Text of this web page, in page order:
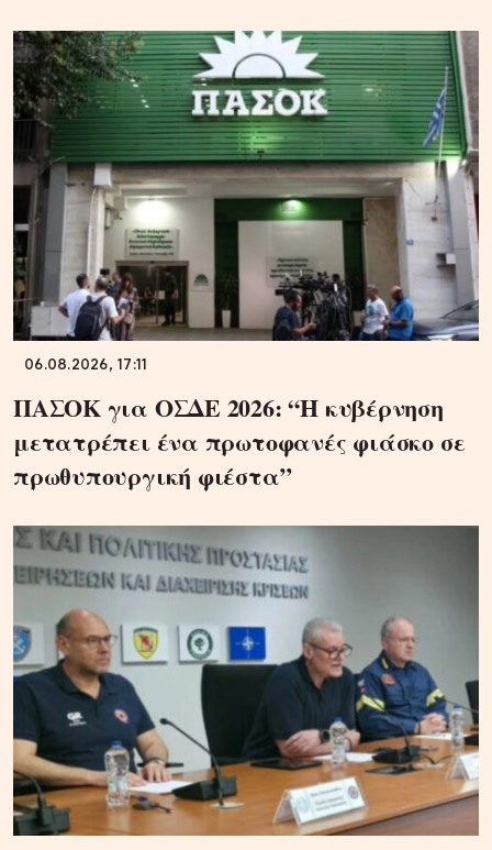
06.08.2026, 17:11
ΠΑΣΟΚ για ΟΣΔΕ 2026: “Η κυβέρνηση
μετατρέπει ένα πρωτοφανές φιάσκο σε
πρωθυπουργική φιέστα”